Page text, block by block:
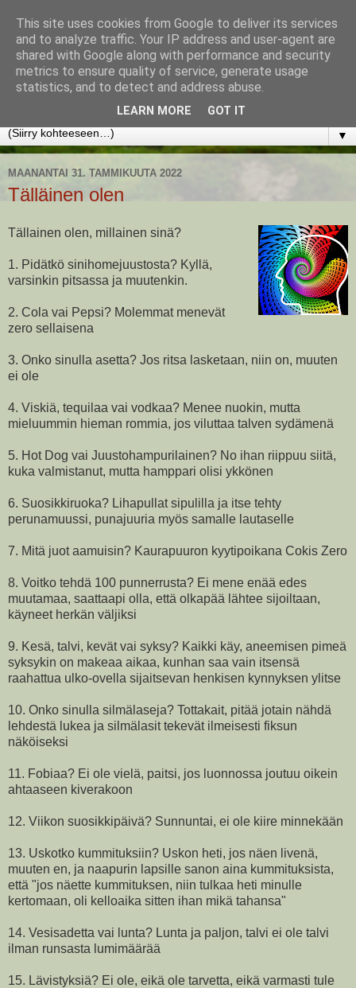
www.jyrkikokko.fi
Uusi Suunta - Jokainen hetki tarjoaa tilaisuuden muuttaa
▼
MAANANTAI 31. TAMMIKUUTA 2022
Tälläinen olen
Tällainen olen, millainen sinä?
1. Pidätkö sinihomejuustosta? Kyllä,
varsinkin pitsassa ja muutenkin.
2. Cola vai Pepsi? Molemmat menevät
zero sellaisena
3. Onko sinulla asetta? Jos ritsa lasketaan, niin on, muuten
ei ole
4. Viskiä, tequilaa vai vodkaa? Menee nuokin, mutta
mieluummin hieman rommia, jos viluttaa talven sydämenä
5. Hot Dog vai Juustohampurilainen? No ihan riippuu siitä,
kuka valmistanut, mutta hamppari olisi ykkönen
6. Suosikkiruoka? Lihapullat sipulilla ja itse tehty
perunamuussi, punajuuria myös samalle lautaselle
7. Mitä juot aamuisin? Kaurapuuron kyytipoikana Cokis Zero
8. Voitko tehdä 100 punnerrusta? Ei mene enää edes
muutamaa, saattaapi olla, että olkapää lähtee sijoiltaan,
käyneet herkän väljiksi
9. Kesä, talvi, kevät vai syksy? Kaikki käy, aneemisen pimeä
syksykin on makeaa aikaa, kunhan saa vain itsensä
raahattua ulko-ovella sijaitsevan henkisen kynnyksen ylitse
10. Onko sinulla silmälaseja? Tottakait, pitää jotain nähdä
lehdestä lukea ja silmälasit tekevät ilmeisesti fiksun
näköiseksi
11. Fobiaa? Ei ole vielä, paitsi, jos luonnossa joutuu oikein
ahtaaseen kiverakoon
12. Viikon suosikkipäivä? Sunnuntai, ei ole kiire minnekään
13. Uskotko kummituksiin? Uskon heti, jos näen livenä,
muuten en, ja naapurin lapsille sanon aina kummituksista,
että "jos näette kummituksen, niin tulkaa heti minulle
kertomaan, oli kelloaika sitten ihan mikä tahansa"
14. Vesisadetta vai lunta? Lunta ja paljon, talvi ei ole talvi
ilman runsasta lumimäärää
15. Lävistyksiä? Ei ole, eikä ole tarvetta, eikä varmasti tule
This site uses cookies from Google to deliver its services
and to analyze traffic. Your IP address and user-agent are
shared with Google along with performance and security
metrics to ensure quality of service, generate usage
statistics, and to detect and address abuse.
LEARN MORE GOT IT